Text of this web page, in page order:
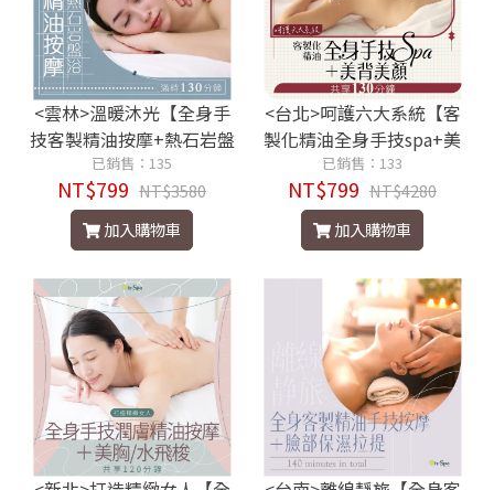
<雲林>溫暖沐光【全身手
技客製精油按摩+熱石岩盤
浴】滿時130分鐘799元
已銷售：135
NT$799 NT$3580
加入購物車
<台北>呵護六大系統【客
製化精油全身手技spa+美
背美顏】130分799元
已銷售：133
NT$799 NT$4280
加入購物車